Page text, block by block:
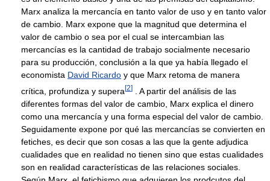
Marx analiza la mercancía en tanto valor de uso y en tanto valor
de cambio. Marx expone que la magnitud que determina el
valor de cambio o sea por el cual se intercambian las
mercancías es la cantidad de trabajo socialmente necesario
para su producción, conclusión a la que ya había llegado el
economista David Ricardo y que Marx retoma de manera
crítica, profundiza y supera [2]
. A partir del análisis de las
diferentes formas del valor de cambio, Marx explica el dinero
como una mercancía y una forma especial del valor de cambio.
Seguidamente expone por qué las mercancías se convierten en
fetiches, es decir que son cosas a las que la gente adjudica
cualidades que en realidad no tienen sino que estas cualidades
son en realidad características de las relaciones sociales.